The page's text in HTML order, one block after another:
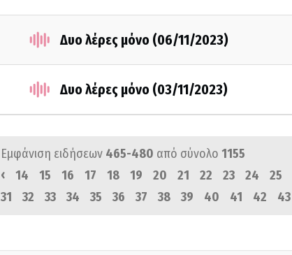
Δυο λέρες μόνο (06/11/2023)
Δυο λέρες μόνο (03/11/2023)
Εμφάνιση ειδήσεων 465-480 από σύνολο 1155
‹
14 15 16 17 18 19 20 21 22 23 24 25
31
32 33 34 35 36 37 38 39 40 41 42 43